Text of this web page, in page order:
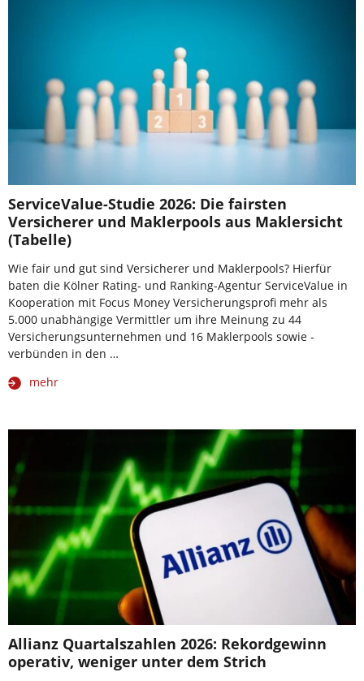
ServiceValue-Studie 2026: Die fairsten
Versicherer und Maklerpools aus Maklersicht
(Tabelle)
Wie fair und gut sind Versicherer und Maklerpools? Hierfür
baten die Kölner Rating- und Ranking-Agentur ServiceValue in
Kooperation mit Focus Money Versicherungsprofi mehr als
5.000 unabhängige Vermittler um ihre Meinung zu 44
Versicherungsunternehmen und 16 Maklerpools sowie -
verbünden in den …
mehr
Allianz Quartalszahlen 2026: Rekordgewinn
operativ, weniger unter dem Strich